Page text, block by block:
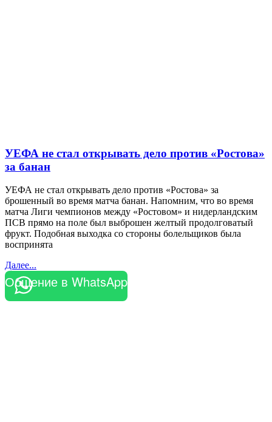
УЕФА не стал открывать дело против «Ростова»
за банан
УЕФА не стал открывать дело против «Ростова» за
брошенный во время матча банан. Напомним, что во время
матча Лиги чемпионов между «Ростовом» и нидерландским
ПСВ прямо на поле был выброшен желтый продолговатый
фрукт. Подобная выходка со стороны болельщиков была
воспринята
Далее...
Общение в WhatsApp